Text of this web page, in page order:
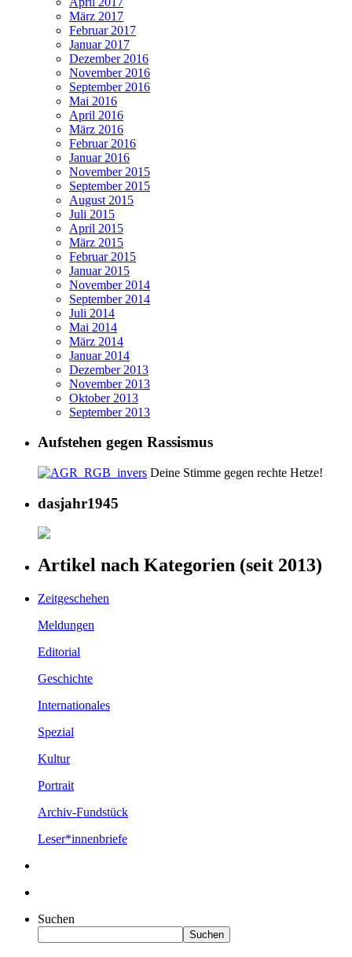
März 2017
Februar 2017
Januar 2017
Dezember 2016
November 2016
September 2016
Mai 2016
April 2016
März 2016
Februar 2016
Januar 2016
November 2015
September 2015
August 2015
Juli 2015
April 2015
März 2015
Februar 2015
Januar 2015
November 2014
September 2014
Juli 2014
Mai 2014
März 2014
Januar 2014
Dezember 2013
November 2013
Oktober 2013
September 2013
Aufstehen gegen Rassismus
Deine Stimme gegen rechte Hetze!
dasjahr1945
Artikel nach Kategorien (seit 2013)
Zeitgeschehen
Meldungen
Editorial
Geschichte
Internationales
Spezial
Kultur
Portrait
Archiv-Fundstück
Leser*innenbriefe
Suchen
Suchen